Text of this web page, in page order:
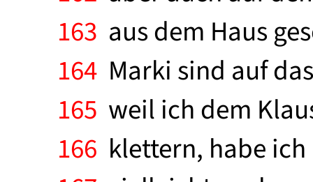
163 aus dem Haus
164 Marki sind auf
165 weil ich dem
166 klettern, habe